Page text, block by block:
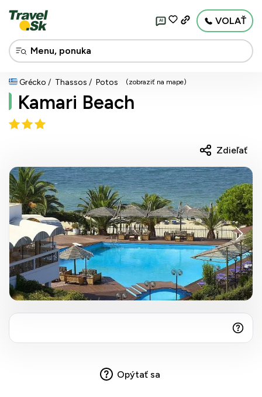
AI VOLAŤ
Grécko Thassos Potos (zobraziť na mape)
Kamari Beach
Zdieľať
Opýtať sa